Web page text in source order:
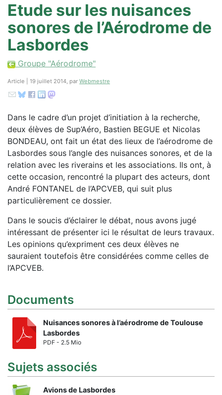
Etude sur les nuisances
sonores de l’Aérodrome de
Lasbordes
Groupe "Aérodrome"
Article | 19 juillet 2014, par Webmestre
Dans le cadre d’un projet d’initiation à la recherche,
deux élèves de Sup’Aéro, Bastien BEGUE et Nicolas
BONDEAU, ont fait un état des lieux de l’aérodrome de
Lasbordes sous l’angle des nuisances sonores, et de la
relation avec les riverains et les associations. Ils ont, à
cette occasion, rencontré la plupart des acteurs, dont
André FONTANEL de l’APCVEB, qui suit plus
particulièrement ce dossier.
Dans le soucis d’éclairer le débat, nous avons jugé
intéressant de présenter ici le résultat de leurs travaux.
Les opinions qu’expriment ces deux élèves ne
sauraient toutefois être considérées comme celles de
l’APCVEB.
Documents
Nuisances sonores à l’aérodrome de Toulouse
Lasbordes
PDF - 2.5 Mio
Sujets associés
Avions de Lasbordes